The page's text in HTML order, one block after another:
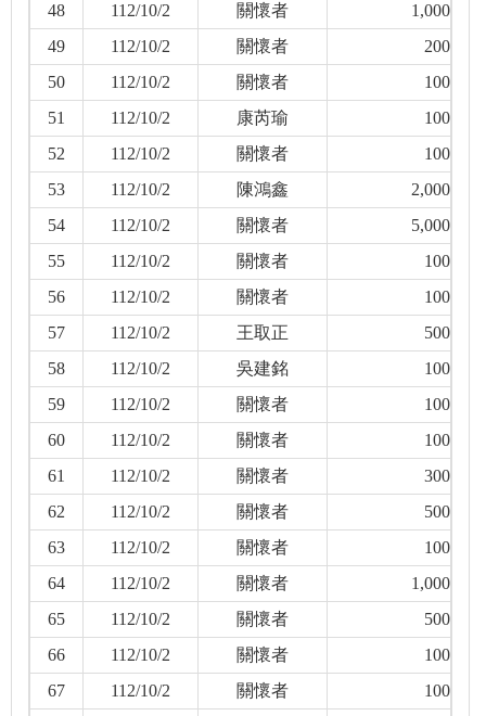
48
112/10/2 關懷者
1,000
49
112/10/2 關懷者
200
50
112/10/2 關懷者
100
51
112/10/2 康芮瑜
100
52
112/10/2 關懷者
100
53
112/10/2 陳鴻鑫
2,000
54
112/10/2 關懷者
5,000
55
112/10/2 關懷者
100
56
112/10/2 關懷者
100
57
112/10/2 王取正
500
58
112/10/2 吳建銘
100
59
112/10/2 關懷者
100
60
112/10/2 關懷者
100
61
112/10/2 關懷者
300
62
112/10/2 關懷者
500
63
112/10/2 關懷者
100
64
112/10/2 關懷者
1,000
65
112/10/2 關懷者
500
66
112/10/2 關懷者
100
67
112/10/2 關懷者
100